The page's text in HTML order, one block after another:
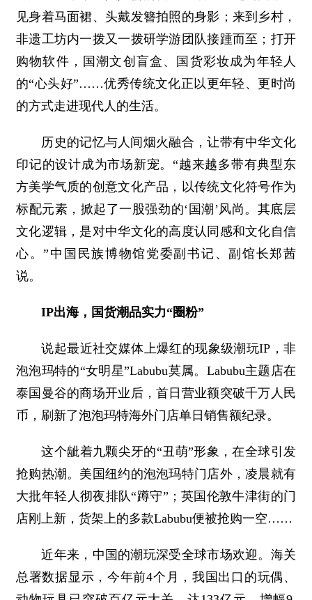
见身着马面裙、头戴发簪拍照的身影；来到乡村，
非遗工坊内一拨又一拨研学游团队接踵而至；打开
购物软件，国潮文创盲盒、国货彩妆成为年轻人
的“心头好”……优秀传统文化正以更年轻、更时尚
的方式走进现代人的生活。
历史的记忆与人间烟火融合，让带有中华文化
印记的设计成为市场新宠。“越来越多带有典型东
方美学气质的创意文化产品，以传统文化符号作为
标配元素，掀起了一股强劲的‘国潮’风尚。其底层
文化逻辑，是对中华文化的高度认同感和文化自信
心。”中国民族博物馆党委副书记、副馆长郑茜
说。
IP出海，国货潮品实力“圈粉”
说起最近社交媒体上爆红的现象级潮玩IP，非
泡泡玛特的“女明星”Labubu莫属。Labubu主题店在
泰国曼谷的商场开业后，首日营业额突破千万人民
币，刷新了泡泡玛特海外门店单日销售额纪录。
这个龇着九颗尖牙的“丑萌”形象，在全球引发
抢购热潮。美国纽约的泡泡玛特门店外，凌晨就有
大批年轻人彻夜排队“蹲守”；英国伦敦牛津街的门
店刚上新，货架上的多款Labubu便被抢购一空……
近年来，中国的潮玩深受全球市场欢迎。海关
总署数据显示，今年前4个月，我国出口的玩偶、